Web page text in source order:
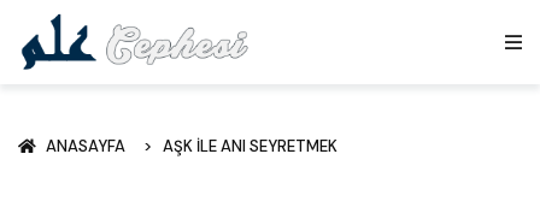
ANASAYFA AŞK İLE ANI SEYRETMEK